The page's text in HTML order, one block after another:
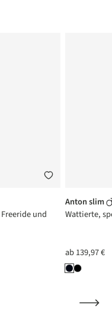
und
Anton slim
Wattierte,
ab139,97 €